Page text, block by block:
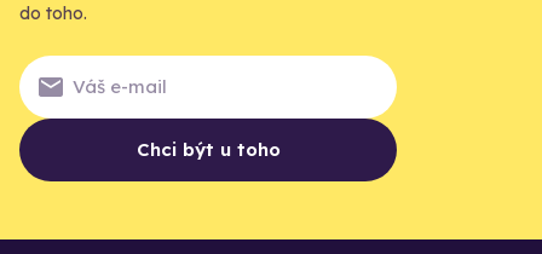
do toho.
Chci být u toho